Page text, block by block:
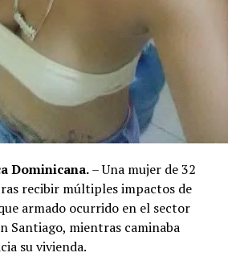
Dominicana.– Una mujer de 32
recibir múltiples impactos de
armado ocurrido en el sector
Santiago, mientras caminaba
su vivienda.